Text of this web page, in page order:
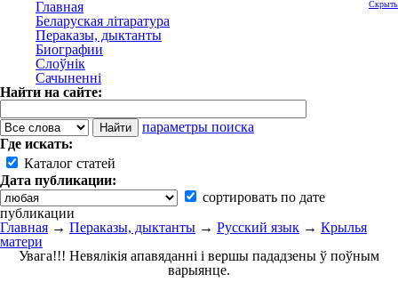
Главная
Беларуская літаратура
Пераказы, дыктанты
Биографии
Слоўнік
Сачыненні
Найти на сайте:
параметры поиска
Где искать:
Каталог статей
Дата публикации:
сортировать по дате
публикации
Скрыть
Главная → Пераказы, дыктанты → Русский язык → Крылья
матери
Увага!!! Невялікія апавяданні і вершы пададзены ў поўным
варыянце.